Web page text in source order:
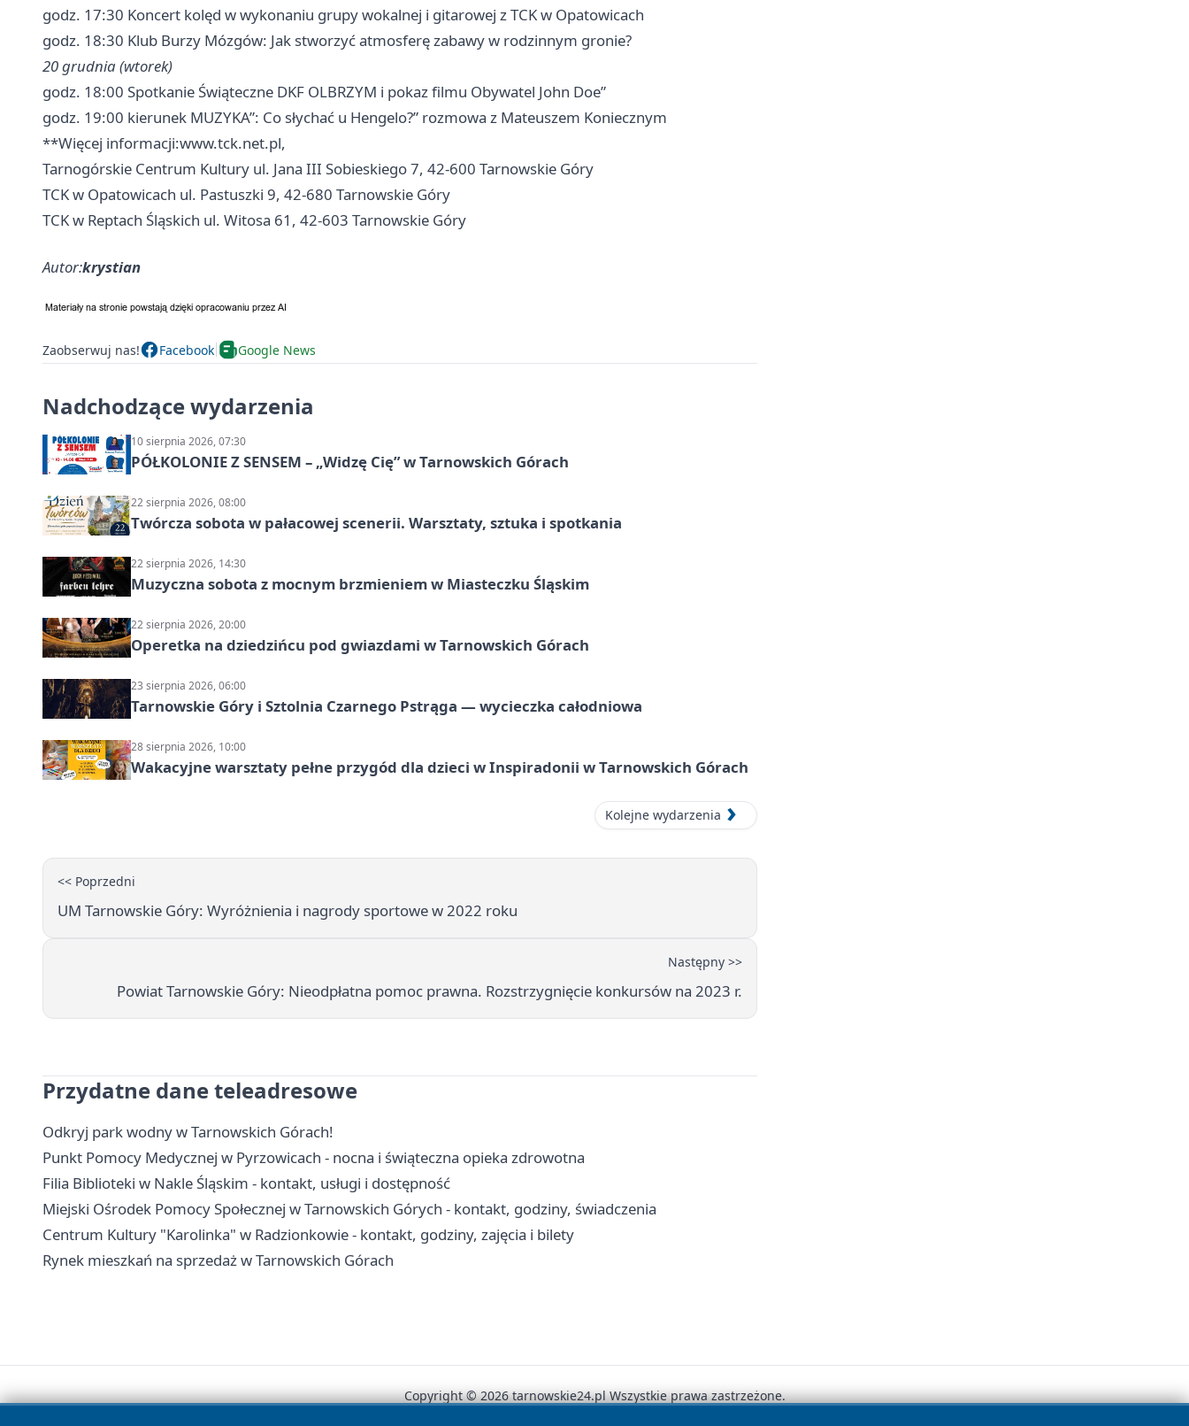
godz. 17:30 Koncert kolęd w wykonaniu grupy wokalnej i gitarowej z TCK w Opatowicach
godz. 18:30 Klub Burzy Mózgów: Jak stworzyć atmosferę zabawy w rodzinnym gronie?
20 grudnia (wtorek)
godz. 18:00 Spotkanie Świąteczne DKF OLBRZYM i pokaz filmu Obywatel John Doe”
godz. 19:00 kierunek MUZYKA”: Co słychać u Hengelo?” rozmowa z Mateuszem Koniecznym
**Więcej informacji:www.tck.net.pl,
Tarnogórskie Centrum Kultury ul. Jana III Sobieskiego 7, 42-600 Tarnowskie Góry
TCK w Opatowicach ul. Pastuszki 9, 42-680 Tarnowskie Góry
TCK w Reptach Śląskich ul. Witosa 61, 42-603 Tarnowskie Góry
Autor:krystian
Zaobserwuj nas! Facebook Google News
Nadchodzące wydarzenia
10 sierpnia 2026, 07:30
PÓŁKOLONIE Z SENSEM – „Widzę Cię” w Tarnowskich Górach
22 sierpnia 2026, 08:00
Twórcza sobota w pałacowej scenerii. Warsztaty, sztuka i spotkania
22 sierpnia 2026, 14:30
Muzyczna sobota z mocnym brzmieniem w Miasteczku Śląskim
22 sierpnia 2026, 20:00
Operetka na dziedzińcu pod gwiazdami w Tarnowskich Górach
23 sierpnia 2026, 06:00
Tarnowskie Góry i Sztolnia Czarnego Pstrąga — wycieczka całodniowa
28 sierpnia 2026, 10:00
Wakacyjne warsztaty pełne przygód dla dzieci w Inspiradonii w Tarnowskich Górach
Kolejne wydarzenia
<< Poprzedni
UM Tarnowskie Góry: Wyróżnienia i nagrody sportowe w 2022 roku
Następny >>
Powiat Tarnowskie Góry: Nieodpłatna pomoc prawna. Rozstrzygnięcie konkursów na 2023 r.
Przydatne dane teleadresowe
Odkryj park wodny w Tarnowskich Górach!
Punkt Pomocy Medycznej w Pyrzowicach - nocna i świąteczna opieka zdrowotna
Filia Biblioteki w Nakle Śląskim - kontakt, usługi i dostępność
Miejski Ośrodek Pomocy Społecznej w Tarnowskich Górych - kontakt, godziny, świadczenia
Centrum Kultury "Karolinka" w Radzionkowie - kontakt, godziny, zajęcia i bilety
Rynek mieszkań na sprzedaż w Tarnowskich Górach
Copyright © 2026 tarnowskie24.pl Wszystkie prawa zastrzeżone.